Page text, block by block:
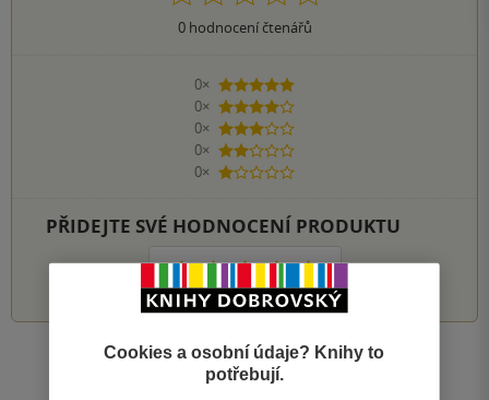
0hodnocení čtenářů
0×
5 hvězdiček
0×
4 hvězdičky
0×
3 hvězdičky
0×
2 hvězdičky
0×
1 hvezdička
PŘIDEJTE SVÉ HODNOCENÍ PRODUKTU
Zobrazit všechna hodnocení
Cookies a osobní údaje? Knihy to
potřebují.